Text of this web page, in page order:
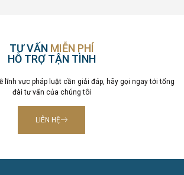
TƯ VẤN MIỄN PHÍ
HỖ TRỢ TẬN TÌNH
lĩnh vực pháp luật cần giải đáp, hãy gọi ngay tới tổng
đài tư vấn của chúng tôi
LIÊN HỆ